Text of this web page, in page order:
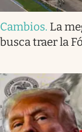
Cambios. La
busca traer la